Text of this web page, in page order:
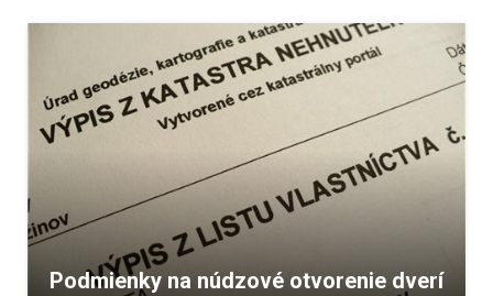
Podmienky na núdzové otvorenie dverí